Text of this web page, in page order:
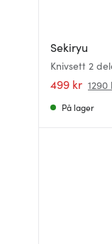
Sekiryu
Knivsett 2
499 kr 1290
På lager